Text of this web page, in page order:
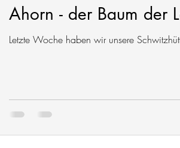
Ahorn - der Baum der
Letzte Woche haben wir unsere